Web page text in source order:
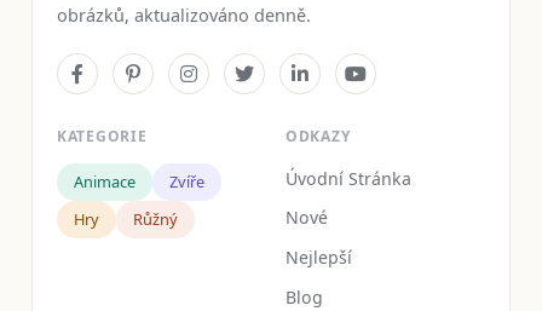
obrázků, aktualizováno denně.
KATEGORIE
Animace
Zvíře
Hry
Růžný
ODKAZY
Úvodní Stránka
Nové
Nejlepší
Blog